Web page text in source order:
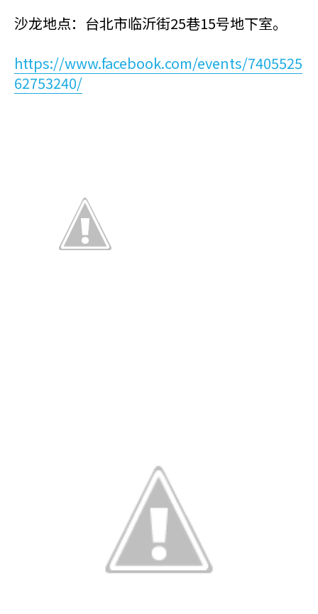
沙龙地点：台北市临沂街25巷15号地下室。
https://www.facebook.com/events/7405525
62753240/